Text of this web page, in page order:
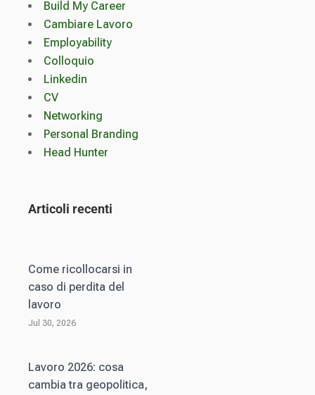
Build My Career
Cambiare Lavoro
Employability
Colloquio
Linkedin
CV
Networking
Personal Branding
Head Hunter
Articoli recenti
Come ricollocarsi in
caso di perdita del
lavoro
Jul 30, 2026
Lavoro 2026: cosa
cambia tra geopolitica,